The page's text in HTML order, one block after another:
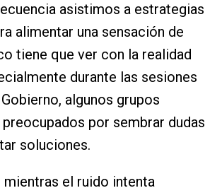
asistimos a estrategias
alimentar una sensación de
tiene que ver con la realidad
durante las sesiones
algunos grupos
por sembrar dudas
soluciones.
mientras el ruido intenta